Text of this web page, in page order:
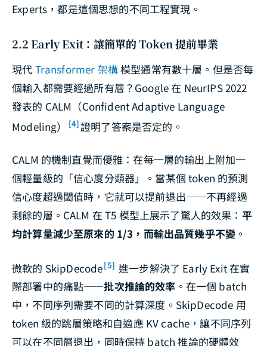
Experts，都是這個思想的不同工程實現。
2.2 Early Exit：讓簡單的 Token 提前畢業
現代 Transformer 架構模型通常有數十層。但是否每
個輸入都需要經過所有層？Google 在 NeurIPS 2022
發表的 CALM（Confident Adaptive Language
Modeling）
[4]證明了答案是否定的。
CALM 的機制直覺而優雅：在每一層的輸出上附加一
個輕量級的「信心度分類器」。當某個 token 的預測
信心度超過閾值時，它就可以提前退出——不再經過
剩餘的層。CALM 在 T5 模型上展示了驚人的效果： 平
均計算量減少至原來的 1/3，而輸出品質幾乎不變 。
微軟的 SkipDecode[5] 進一步解決了 Early Exit 在實
際部署中的痛點——批次推論的效率 。在一個 batch
中，不同序列需要不同的計算深度。SkipDecode 用
token 級的跳層策略和自適應 KV cache，讓不同序列
可以在不同層退出，同時保持 batch 推論的硬體效